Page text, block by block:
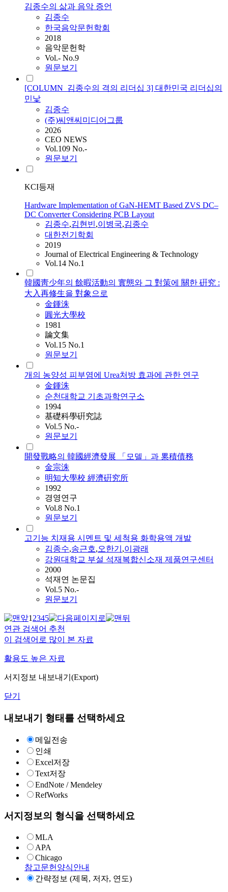
김종수의 삶과 음악 증언
김종수
한국음악문헌학회
2018
음악문헌학
Vol.- No.9
원문보기
[COLUMN_김종수의 격의 리더십 3] 대한민국 리더십의
민낯
김종수
(주)씨앤씨미디어그룹
2026
CEO NEWS
Vol.109 No.-
원문보기
KCI등재
Hardware Implementation of GaN-HEMT Based ZVS DC–
DC Converter Considering PCB Layout
김종수,김현빈,이병국,김종수
대한전기학회
2019
Journal of Electrical Engineering & Technology
Vol.14 No.1
韓國靑少年의 餘暇活動의 實態와 그 對策에 關한 硏究 :
大入再修生을 對象으로
金鍾洙
圓光大學校
1981
論文集
Vol.15 No.1
원문보기
개의 농양성 피부염에 Urea처방 효과에 관한 연구
金鍾洙
순천대학교 기초과학연구소
1994
基礎科學硏究誌
Vol.5 No.-
원문보기
開發戰略의 韓國經濟發展 「모델」과 累積債務
金宗洙
明知大學校 經濟硏究所
1992
경영연구
Vol.8 No.1
원문보기
고기능 치재용 시멘트 및 세척용 화학용액 개발
김종수,송근호,오한기 ,이광래
강원대학교 부설 석재복합신소재 제품연구센터
2000
석재연 논문집
Vol.5 No.-
원문보기
12345
연관 검색어 추천
이 검색어로 많이 본 자료
활용도 높은 자료
서지정보 내보내기(Export)
닫기
내보내기 형태를 선택하세요
메일전송
인쇄
Excel저장
Text저장
EndNote / Mendeley
RefWorks
서지정보의 형식을 선택하세요
MLA
APA
Chicago
참고문헌양식안내
간략정보 (제목, 저자, 연도)